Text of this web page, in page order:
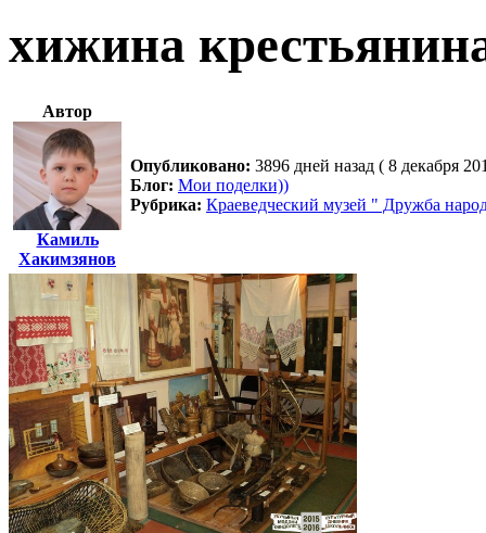
хижина
Автор
Камиль
Хакимзянов
Опубликовано: 3896 дней назад ( 8 декабря
Блог: Мои поделки))
Рубрика: Краеведческий музей " Дружба